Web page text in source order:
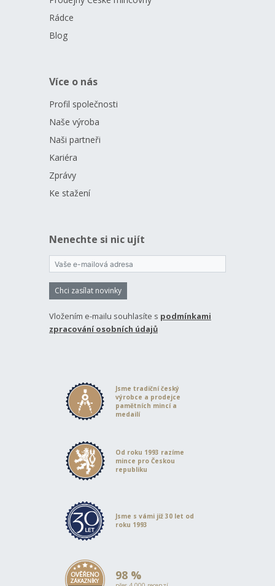
Rádce
Blog
Více o nás
Profil společnosti
Naše výroba
Naši partneři
Kariéra
Zprávy
Ke stažení
Nenechte si nic ujít
Chci zasílat novinky
Vložením e-mailu souhlasíte s podmínkami
zpracování osobních údajů
Jsme tradiční český
výrobce a prodejce
pamětních mincí a
medailí
Od roku 1993 razíme
mince pro Českou
republiku
Jsme s vámi již 30 let od
roku 1993
98 %